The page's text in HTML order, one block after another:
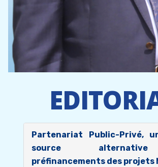
Partenariat Public-Privé,
source
préfinancements des projets